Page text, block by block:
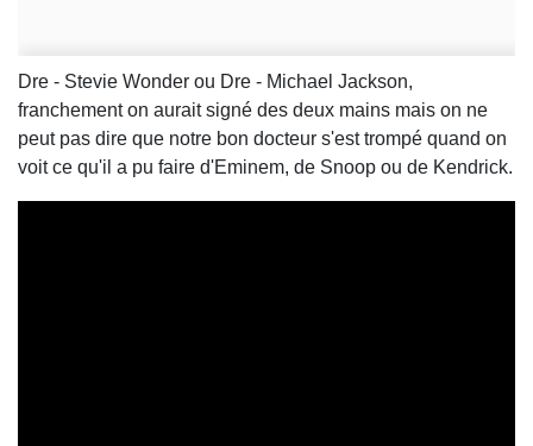
Dre - Stevie Wonder ou Dre - Michael Jackson,
franchement on aurait signé des deux mains mais on ne
peut pas dire que notre bon docteur s'est trompé quand on
voit ce qu'il a pu faire d'Eminem, de Snoop ou de Kendrick.